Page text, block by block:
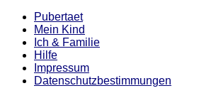
Pubertaet
Mein Kind
Ich & Familie
Hilfe
Impressum
Datenschutzbestimmungen